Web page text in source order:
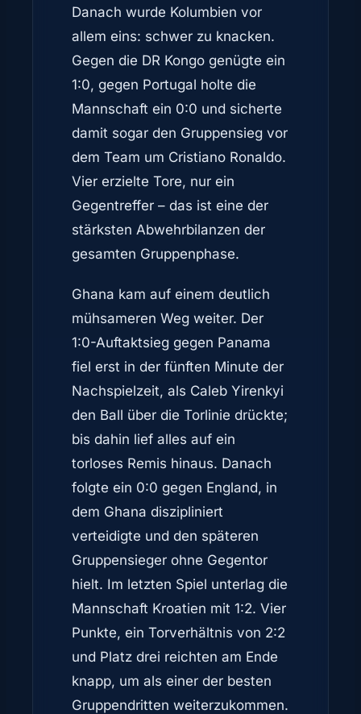
Danach wurde Kolumbien vor
allem eins: schwer zu knacken.
Gegen die DR Kongo genügte ein
1:0, gegen Portugal holte die
Mannschaft ein 0:0 und sicherte
damit sogar den Gruppensieg vor
dem Team um Cristiano Ronaldo.
Vier erzielte Tore, nur ein
Gegentreffer – das ist eine der
stärksten Abwehrbilanzen der
gesamten Gruppenphase.
Ghana kam auf einem deutlich
mühsameren Weg weiter. Der
1:0-Auftaktsieg gegen Panama
fiel erst in der fünften Minute der
Nachspielzeit, als Caleb Yirenkyi
den Ball über die Torlinie drückte;
bis dahin lief alles auf ein
torloses Remis hinaus. Danach
folgte ein 0:0 gegen England, in
dem Ghana diszipliniert
verteidigte und den späteren
Gruppensieger ohne Gegentor
hielt. Im letzten Spiel unterlag die
Mannschaft Kroatien mit 1:2. Vier
Punkte, ein Torverhältnis von 2:2
und Platz drei reichten am Ende
knapp, um als einer der besten
Gruppendritten weiterzukommen.